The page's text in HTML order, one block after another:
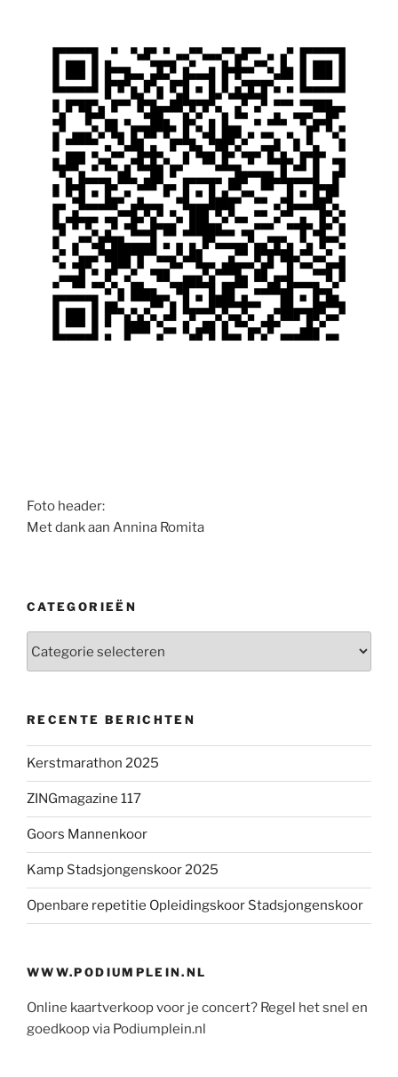
Foto header:
Met dank aan Annina Romita
CATEGORIEËN
RECENTE BERICHTEN
Kerstmarathon 2025
ZINGmagazine 117
Goors Mannenkoor
Kamp Stadsjongenskoor 2025
Openbare repetitie Opleidingskoor Stadsjongenskoor
WWW.PODIUMPLEIN.NL
Online kaartverkoop voor je concert? Regel het snel en
goedkoop via Podiumplein.nl